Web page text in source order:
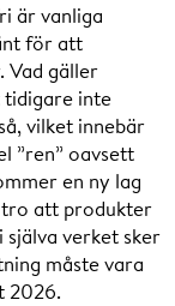
är vanliga
för att
Vad gäller
tidigare inte
vilket innebär
”ren” oavsett
en ny lag
att produkter
verket sker
måste vara
2026.